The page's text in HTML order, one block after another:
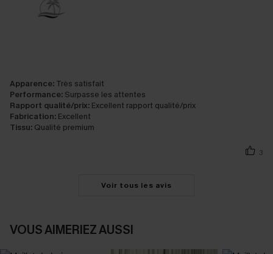
Apparence: Très satisfait
Performance: Surpasse les attentes
Rapport qualité/prix: Excellent rapport qualité/prix
Fabrication: Excellent
Tissu: Qualité premium
3
Voir tous les avis
VOUS AIMERIEZ AUSSI